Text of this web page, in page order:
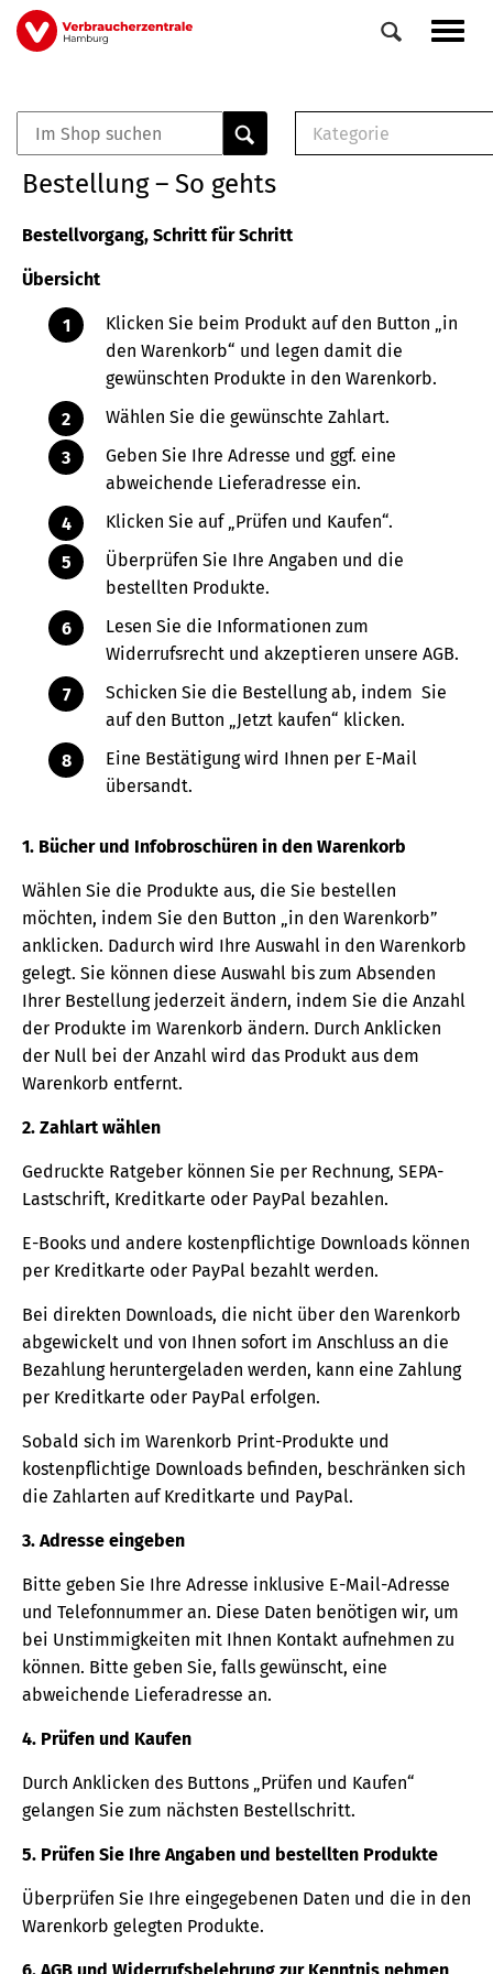
Direkt
zum
Veranstaltungen
0
Elemente
Kategorie
Buch
Bestellung – So gehts
Bestellvorgang, Schritt für Schritt
Übersicht
Klicken Sie beim Produkt auf den Button „in
den Warenkorb“ und legen damit die
gewünschten Produkte in den Warenkorb.
Wählen Sie die gewünschte Zahlart.
Geben Sie Ihre Adresse und ggf. eine
abweichende Lieferadresse ein.
Klicken Sie auf „Prüfen und Kaufen“.
Überprüfen Sie Ihre Angaben und die
bestellten Produkte.
Lesen Sie die Informationen zum
Widerrufsrecht und akzeptieren unsere AGB.
Schicken Sie die Bestellung ab, indem Sie
auf den Button „Jetzt kaufen“ klicken.
Eine Bestätigung wird Ihnen per E-Mail
übersandt.
1. Bücher und Infobroschüren in den Warenkorb
Wählen Sie die Produkte aus, die Sie bestellen
möchten, indem Sie den Button „in den Warenkorb”
anklicken. Dadurch wird Ihre Auswahl in den Warenkorb
gelegt. Sie können diese Auswahl bis zum Absenden
Ihrer Bestellung jederzeit ändern, indem Sie die Anzahl
der Produkte im Warenkorb ändern. Durch Anklicken
der Null bei der Anzahl wird das Produkt aus dem
Warenkorb entfernt.
2. Zahlart wählen
Gedruckte Ratgeber können Sie per Rechnung, SEPA-
Lastschrift, Kreditkarte oder PayPal bezahlen.
E-Books und andere kostenpflichtige Downloads können
per Kreditkarte oder PayPal bezahlt werden.
Bei direkten Downloads, die nicht über den Warenkorb
abgewickelt und von Ihnen sofort im Anschluss an die
Bezahlung heruntergeladen werden, kann eine Zahlung
per Kreditkarte oder PayPal erfolgen.
Sobald sich im Warenkorb Print-Produkte und
kostenpflichtige Downloads befinden, beschränken sich
die Zahlarten auf Kreditkarte und PayPal.
3. Adresse eingeben
Bitte geben Sie Ihre Adresse inklusive E-Mail-Adresse
und Telefonnummer an. Diese Daten benötigen wir, um
bei Unstimmigkeiten mit Ihnen Kontakt aufnehmen zu
können. Bitte geben Sie, falls gewünscht, eine
abweichende Lieferadresse an.
4. Prüfen und Kaufen
Durch Anklicken des Buttons „Prüfen und Kaufen“
gelangen Sie zum nächsten Bestellschritt.
5. Prüfen Sie Ihre Angaben und bestellten Produkte
Überprüfen Sie Ihre eingegebenen Daten und die in den
Warenkorb gelegten Produkte.